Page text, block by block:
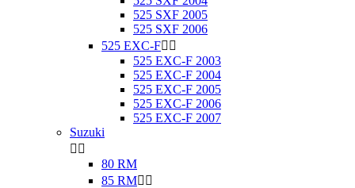
525 SXF 2005
525 SXF 2006
525 EXC-F 
525 EXC-F 2003
525 EXC-F 2004
525 EXC-F 2005
525 EXC-F 2006
525 EXC-F 2007
Suzuki
 
80 RM
85 RM 